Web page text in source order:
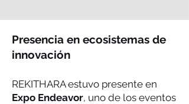
Presencia en ecosistemas de
innovación
REKITHARA estuvo presente en
Expo Endeavor, uno de los eventos